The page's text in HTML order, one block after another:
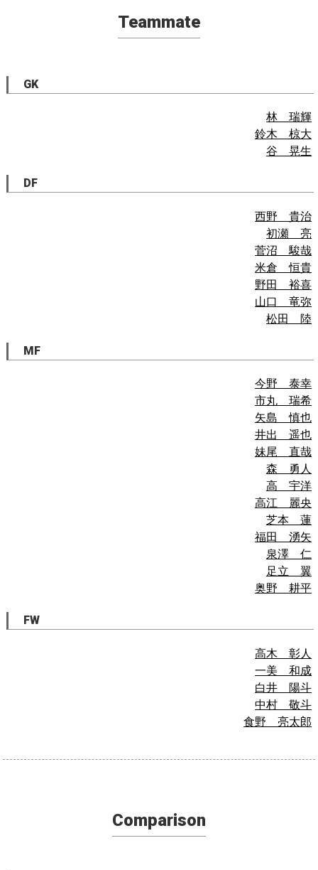
Teammate
GK
林 瑞輝
鈴木 椋大
谷 晃生
DF
西野 貴治
初瀬 亮
菅沼 駿哉
米倉 恒貴
野田 裕喜
山口 竜弥
松田 陸
MF
今野 泰幸
市丸 瑞希
矢島 慎也
井出 遥也
妹尾 直哉
森 勇人
高 宇洋
高江 麗央
芝本 蓮
福田 湧矢
泉澤 仁
足立 翼
奥野 耕平
FW
高木 彰人
一美 和成
白井 陽斗
中村 敬斗
食野 亮太郎
Comparison